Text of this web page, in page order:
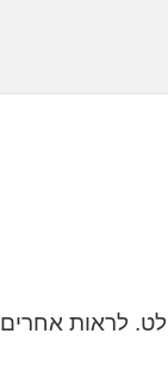
לראות אחרים